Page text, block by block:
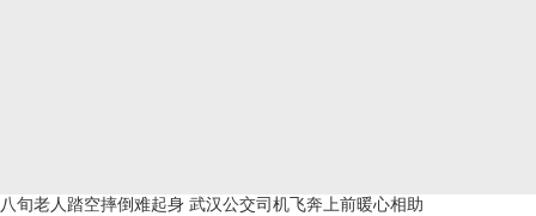
八旬老人踏空摔倒难起身 武汉公交司机飞奔上前暖心相助